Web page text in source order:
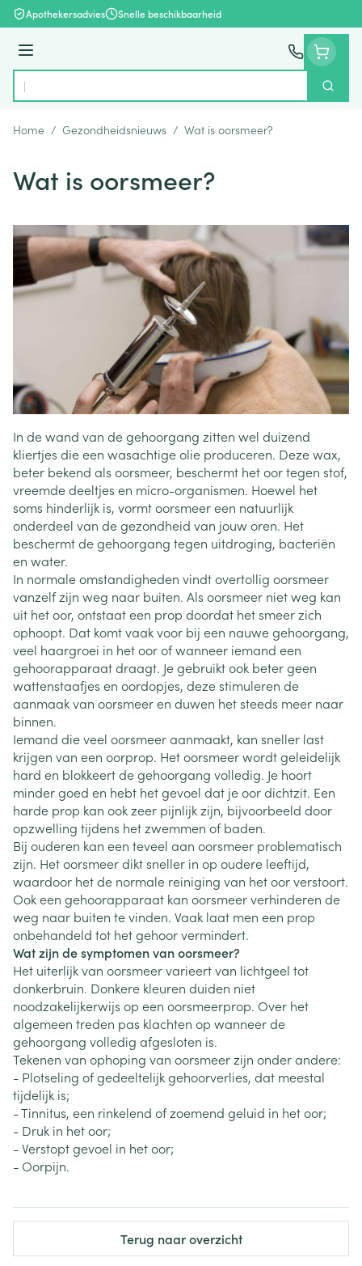
Ga naar de inhoud
Apothekersadvies Snelle beschikbaarheid
Menu
Product, merk, categorie...
Zoek
Home / Gezondheidsnieuws / Wat is oorsmeer?
Wat is oorsmeer?
In de wand van de gehoorgang zitten wel duizend
kliertjes die een wasachtige olie produceren. Deze wax,
beter bekend als oorsmeer, beschermt het oor tegen stof,
vreemde deeltjes en micro-organismen. Hoewel het
soms hinderlijk is, vormt oorsmeer een natuurlijk
onderdeel van de gezondheid van jouw oren. Het
beschermt de gehoorgang tegen uitdroging, bacteriën
en water.
In normale omstandigheden vindt overtollig oorsmeer
vanzelf zijn weg naar buiten. Als oorsmeer niet weg kan
uit het oor, ontstaat een prop doordat het smeer zich
ophoopt. Dat komt vaak voor bij een nauwe gehoorgang,
veel haargroei in het oor of wanneer iemand een
gehoorapparaat draagt. Je gebruikt ook beter geen
wattenstaafjes en oordopjes, deze stimuleren de
aanmaak van oorsmeer en duwen het steeds meer naar
binnen.
Iemand die veel oorsmeer aanmaakt, kan sneller last
krijgen van een oorprop. Het oorsmeer wordt geleidelijk
hard en blokkeert de gehoorgang volledig. Je hoort
minder goed en hebt het gevoel dat je oor dichtzit. Een
harde prop kan ook zeer pijnlijk zijn, bijvoorbeeld door
opzwelling tijdens het zwemmen of baden.
Bij ouderen kan een teveel aan oorsmeer problematisch
zijn. Het oorsmeer dikt sneller in op oudere leeftijd,
waardoor het de normale reiniging van het oor verstoort.
Ook een gehoorapparaat kan oorsmeer verhinderen de
weg naar buiten te vinden. Vaak laat men een prop
onbehandeld tot het gehoor vermindert.
Wat zijn de symptomen van oorsmeer?
Het uiterlijk van oorsmeer varieert van lichtgeel tot
donkerbruin. Donkere kleuren duiden niet
noodzakelijkerwijs op een oorsmeerprop. Over het
algemeen treden pas klachten op wanneer de
gehoorgang volledig afgesloten is.
Tekenen van ophoping van oorsmeer zijn onder andere:
- Plotseling of gedeeltelijk gehoorverlies, dat meestal
tijdelijk is;
- Tinnitus, een rinkelend of zoemend geluid in het oor;
- Druk in het oor;
- Verstopt gevoel in het oor;
- Oorpijn.
Terug naar overzicht